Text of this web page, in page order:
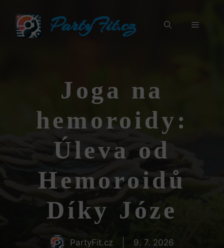
obsah
PartyFit.cz Menu
Joga na
hemoroidy:
Úleva od
Hemoroidů
Díky Józe
PartyFit.cz 9. 7. 2026